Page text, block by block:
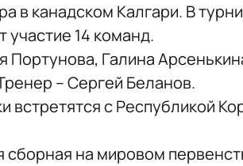
в канадском Калгари. В
участие 14 команд.
Галина
– Сергей Беланов.
с Республикой
на мировом